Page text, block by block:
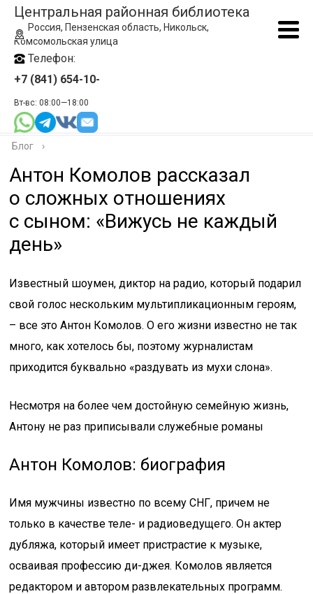
Центральная районная библиотека
Россия, Пензенская область, Никольск,
Комсомольская улица
Телефон:
+7 (841) 654-10-
Вт-вс: 08:00—18:00
Блог ›
Антон Комолов рассказал
о сложных отношениях
с сыном: «Вижусь не каждый
день»
Известный шоумен, диктор на радио, который подарил
свой голос нескольким мультипликационным героям,
– все это Антон Комолов. О его жизни известно не так
много, как хотелось бы, поэтому журналистам
приходится буквально «раздувать из мухи слона».
Несмотря на более чем достойную семейную жизнь,
Антону не раз приписывали служебные романы
Антон Комолов: биография
Имя мужчины известно по всему СНГ, причем не
только в качестве теле- и радиоведущего. Он актер
дубляжа, который имеет пристрастие к музыке,
осваивая профессию ди-джея. Комолов является
редактором и автором развлекательных программ.